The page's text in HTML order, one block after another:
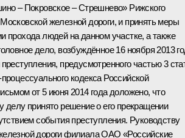
– Покровское – Стрешнево» Рижского
железной дороги, и принять меры
прохода людей на данном участке, а также
дело, возбуждённое 16 ноября 2013
предусмотренного частью 3
кодекса Российской
от 5 июня 2014 года доложено, что
делу принято решение о его прекращении
события преступления. Руководству
дороги филиала ОАО «Российские